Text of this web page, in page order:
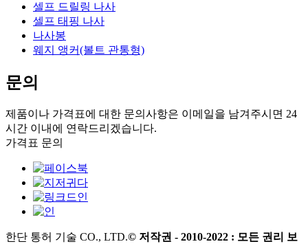
셀프 드릴링 나사
셀프 태핑 나사
나사봉
웨지 앵커(볼트 관통형)
문의
제품이나 가격표에 대한 문의사항은 이메일을 남겨주시면 24
시간 이내에 연락드리겠습니다.
가격표 문의
한단 통허 기술 CO., LTD.© 저작권 - 2010-2022 : 모든 권리 보